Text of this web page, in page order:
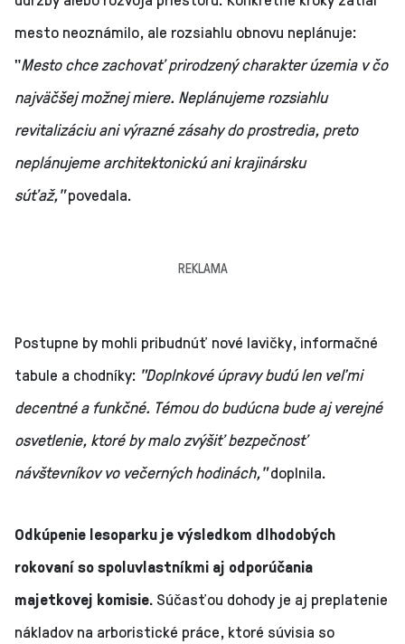
mesto neoznámilo, ale rozsiahlu obnovu neplánuje:
"Mesto chce zachovať prirodzený charakter územia v čo
najväčšej možnej miere. Neplánujeme rozsiahlu
revitalizáciu ani výrazné zásahy do prostredia, preto
neplánujeme architektonickú ani krajinársku
súťaž,"povedala.
REKLAMA
Postupne by mohli pribudnúť nové lavičky, informačné
tabule a chodníky: "Doplnkové úpravy budú len veľmi
decentné a funkčné. Témou do budúcna bude aj verejné
osvetlenie, ktoré by malo zvýšiť bezpečnosť
návštevníkov vo večerných hodinách,"doplnila.
Odkúpenie lesoparku je výsledkom dlhodobých
rokovaní so spoluvlastníkmi aj odporúčania
majetkovej komisie. Súčasťou dohody je aj preplatenie
nákladov na arboristické práce, ktoré súvisia so